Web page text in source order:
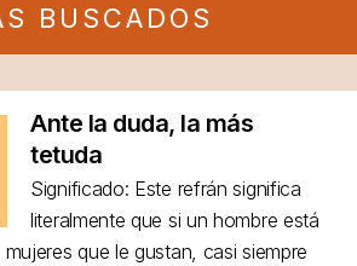
BUSCADOS
Ante la duda, la más
tetuda
Significado: Este refrán significa
literalmente que si un hombre está
que le gustan, casi siempre